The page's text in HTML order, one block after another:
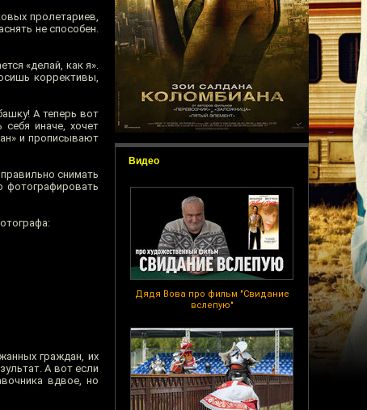
Видео
Дядя Вова про фильм "Свидание
вслепую"
пролетариев,
не способен.
«делай, как я».
коррективы,
А теперь вот
иначе, хочет
и прописывают
снимать
фотографировать
граждан, их
А вот если
вдвое, но